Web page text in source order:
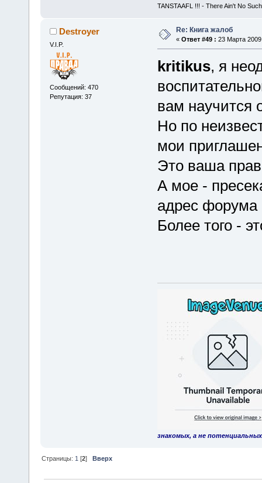
TANSTAAFL !!! - There Ain't No
Destroyer
V.I.P.
Сообщений: 470
Репутация: 37
Re: Книга жалоб
« Ответ #49 : 23 Марта
kritikus, я
вам научится
Но по
мои
Это ваша
А мое -
адрес форума
Более того -
знакомых, а не
Страницы: 1 [2] Вверх